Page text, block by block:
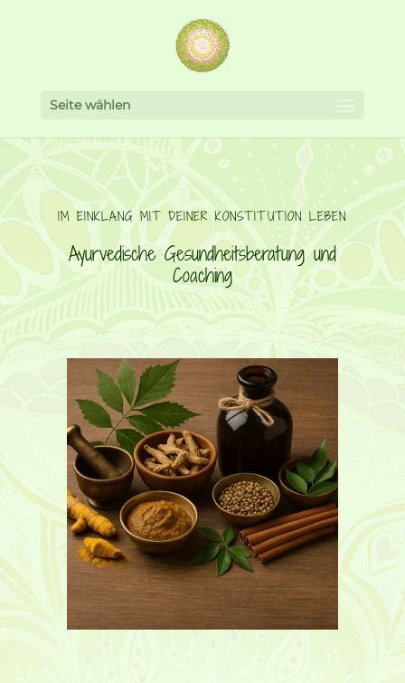
Seite wählen
IM EINKLANG MIT DEINER KONSTITUTION LEBEN
Ayurvedische Gesundheitsberatung und
Coaching